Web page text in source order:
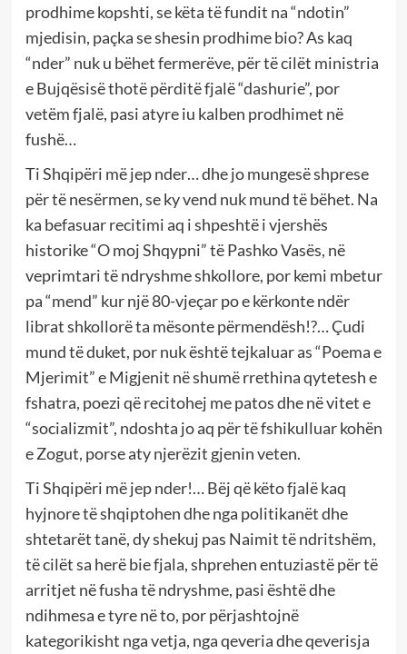
prodhime kopshti, se këta të fundit na “ndotin”
mjedisin, paçka se shesin prodhime bio? As kaq
“nder” nuk u bëhet fermerëve, për të cilët ministria
e Bujqësisë thotë përditë fjalë “dashurie”, por
vetëm fjalë, pasi atyre iu kalben prodhimet në
fushë…
Ti Shqipëri më jep nder… dhe jo mungesë shprese
për të nesërmen, se ky vend nuk mund të bëhet. Na
ka befasuar recitimi aq i shpeshtë i vjershës
historike “O moj Shqypni” të Pashko Vasës, në
veprimtari të ndryshme shkollore, por kemi mbetur
pa “mend” kur një 80-vjeçar po e kërkonte ndër
librat shkollorë ta mësonte përmendësh!?… Çudi
mund të duket, por nuk është tejkaluar as “Poema e
Mjerimit” e Migjenit në shumë rrethina qytetesh e
fshatra, poezi që recitohej me patos dhe në vitet e
“socializmit”, ndoshta jo aq për të fshikulluar kohën
e Zogut, porse aty njerëzit gjenin veten.
Ti Shqipëri më jep nder!… Bëj që këto fjalë kaq
hyjnore të shqiptohen dhe nga politikanët dhe
shtetarët tanë, dy shekuj pas Naimit të ndritshëm,
të cilët sa herë bie fjala, shprehen entuziastë për të
arritjet në fusha të ndryshme, pasi është dhe
ndihmesa e tyre në to, por përjashtojnë
kategorikisht nga vetja, nga qeveria dhe qeverisja